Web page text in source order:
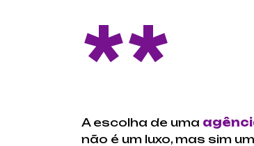
**
A escolha de uma
não é um luxo, mas sim